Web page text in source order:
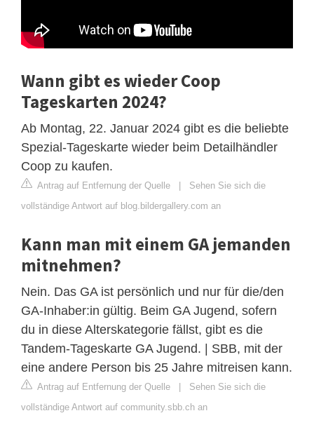
Wann gibt es wieder Coop
Tageskarten 2024?
Ab Montag, 22. Januar 2024 gibt es die beliebte
Spezial-Tageskarte wieder beim Detailhändler
Coop zu kaufen.
Antrag auf Entfernung der Quelle | Sehen Sie sich die
vollständige Antwort auf blog.bildergallery.com an
Kann man mit einem GA jemanden
mitnehmen?
Nein. Das GA ist persönlich und nur für die/den
GA-Inhaber:in gültig. Beim GA Jugend, sofern
du in diese Alterskategorie fällst, gibt es die
Tandem-Tageskarte GA Jugend. | SBB, mit der
eine andere Person bis 25 Jahre mitreisen kann.
Antrag auf Entfernung der Quelle | Sehen Sie sich die
vollständige Antwort auf community.sbb.ch an